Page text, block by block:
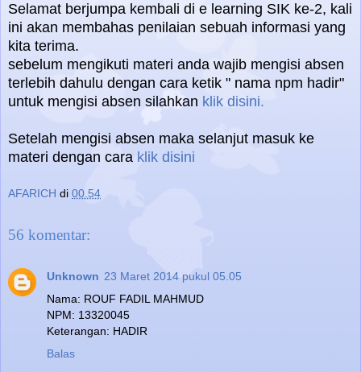
Selamat berjumpa kembali di e learning SIK ke-2, kali
ini akan membahas penilaian sebuah informasi yang
kita terima.
sebelum mengikuti materi anda wajib mengisi absen
terlebih dahulu dengan cara ketik " nama npm hadir"
untuk mengisi absen silahkan klik disini.
Setelah mengisi absen maka selanjut masuk ke
materi dengan cara klik disini
AFARICH di 00.54
56 komentar:
Unknown 23 Maret 2014 pukul 05.05
Nama: ROUF FADIL MAHMUD
NPM: 13320045
Keterangan: HADIR
Balas